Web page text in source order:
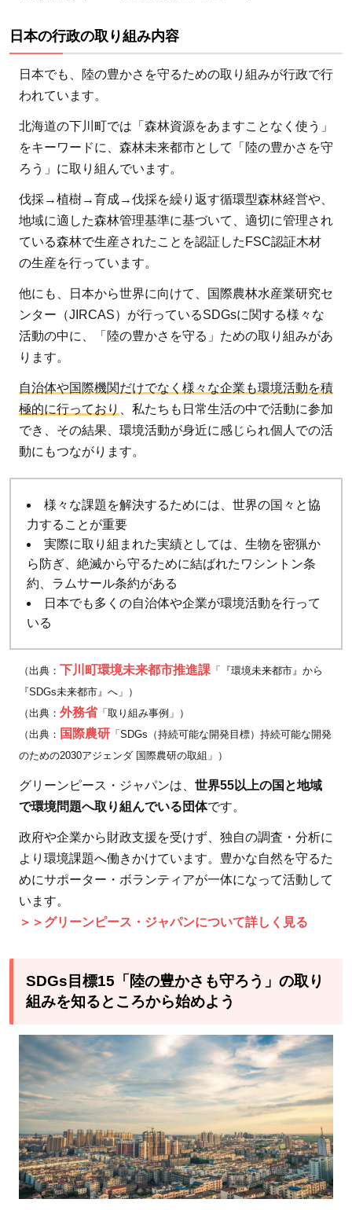
日本の行政の取り組み内容
日本でも、陸の豊かさを守るための取り組みが行政で行
われています。
北海道の下川町では「森林資源をあますことなく使う」
をキーワードに、森林未来都市として「陸の豊かさを守
ろう」に取り組んでいます。
伐採→植樹→育成→伐採を繰り返す循環型森林経営や、
地域に適した森林管理基準に基づいて、適切に管理され
ている森林で生産されたことを認証したFSC認証木材
の生産を行っています。
他にも、日本から世界に向けて、国際農林水産業研究セ
ンター（JIRCAS）が行っているSDGsに関する様々な
活動の中に、「陸の豊かさを守る」ための取り組みがあ
ります。
自治体や国際機関だけでなく様々な企業も環境活動を積
極的に行っており
、私たちも日常生活の中で活動に参加
でき、その結果、環境活動が身近に感じられ個人での活
動にもつながります。
様々な課題を解決するためには、世界の国々と協
力することが重要
実際に取り組まれた実績としては、生物を密猟か
ら防ぎ、絶滅から守るために結ばれたワシントン条
約、ラムサール条約がある
日本でも多くの自治体や企業が環境活動を行って
いる
（出典： 下川町環境未来都市推進課 「『環境未来都市』から
『SDGs未来都市』へ」）
（出典： 外務省「取り組み事例」）
（出典： 国際農研 「SDGs（持続可能な開発目標）持続可能な開発
のための2030アジェンダ 国際農研の取組」）
グリーンピース・ジャパンは、 世界55以上の国と地域
で環境問題へ取り組んでいる団体です。
政府や企業から財政支援を受けず、独自の調査・分析に
より環境課題へ働きかけています。豊かな自然を守るた
めにサポーター・ボランティアが一体になって活動して
います。
＞＞グリーンピース・ジャパンについて詳しく見る
SDGs目標15「陸の豊かさも守ろう」の取り
組みを知るところから始めよう